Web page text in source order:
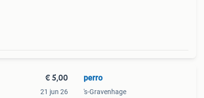
€ 5,00
21 jun 26
perro
's-Gravenhage